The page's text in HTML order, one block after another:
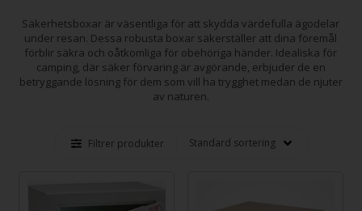
Säkerhetsboxar är väsentliga för att skydda värdefulla ägodelar
under resan. Dessa robusta boxar säkerställer att dina föremål
förblir säkra och oåtkomliga för obehöriga händer. Idealiska för
camping, där säker förvaring är avgörande, erbjuder de en
betryggande lösning för dem som vill ha trygghet medan de njuter
av naturen.
Filtrer produkter